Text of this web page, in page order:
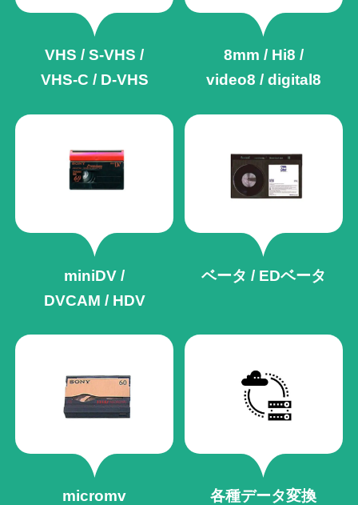
VHS / S-VHS /
VHS-C / D-VHS
8mm / Hi8 /
video8 / digital8
miniDV /
DVCAM / HDV
ベータ / EDベータ
micromv
各種データ変換